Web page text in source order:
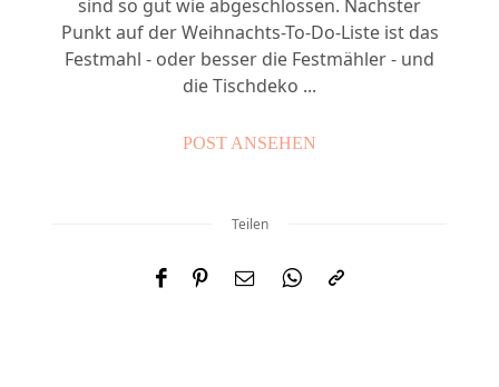
sind so gut wie abgeschlossen. Nächster
Punkt auf der Weihnachts-To-Do-Liste ist das
Festmahl - oder besser die Festmähler - und
die Tischdeko ...
POST ANSEHEN
Teilen